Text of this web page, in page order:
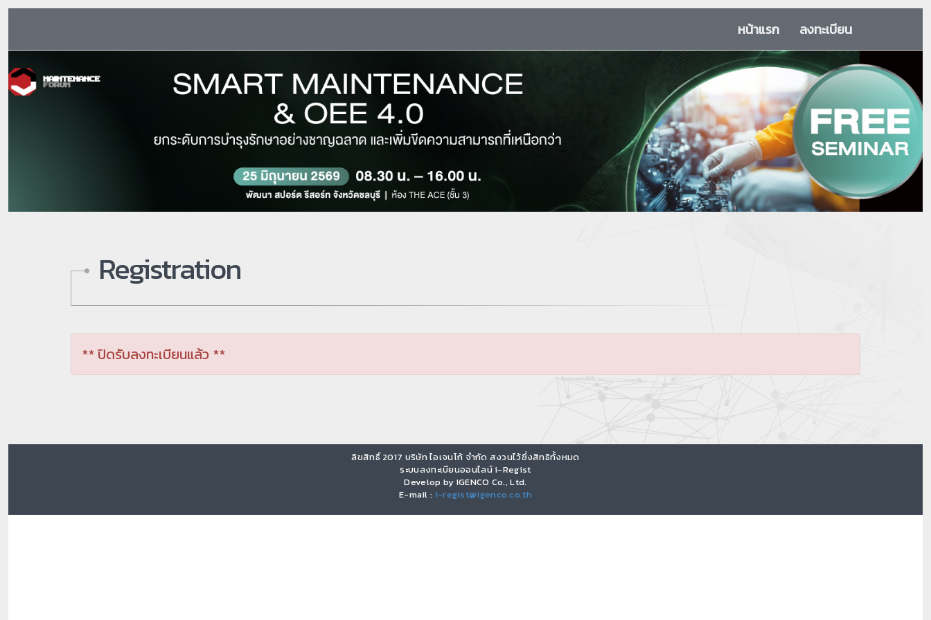
หน้าแรก ลงทะเบียน
Registration
** ปิดรับลงทะเบียนแล้ว **
ลิขสิทธิ์ 2017 บริษัท ไอเจนโก้ จำกัด สงวนไว้ซึ่งสิทธิทั้งหมด
ระบบลงทะเบียนออนไลน์ i-Regist
Develop by IGENCO Co., Ltd.
E-mail : i-regist@igenco.co.th